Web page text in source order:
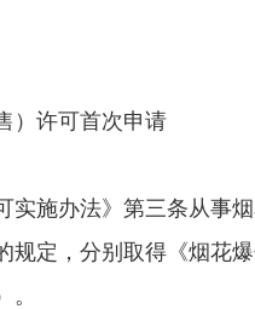
）许可首次申请
实施办法》第三条从事
规定，分别取得《烟花
。